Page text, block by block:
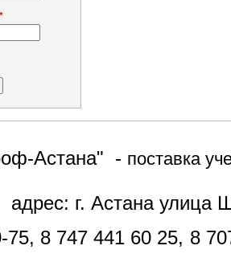
*
Астана" - поставка
адрес: г. Астана
75, 8 747 441 60 25, 8